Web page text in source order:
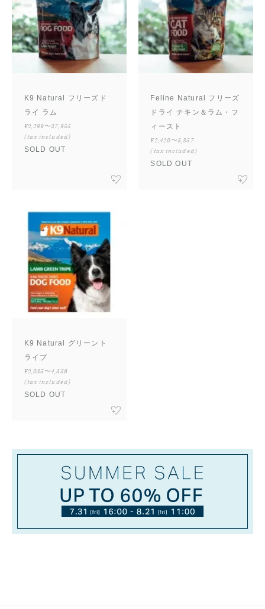
K9 Natural フリーズド
ライ ラム
¥2,299〜37,955
(tax included)
SOLD OUT
Feline Natural フリーズ
ドライ チキン＆ラム・フ
ィースト
¥2,420〜5,857
(tax included)
SOLD OUT
K9 Natural グリーント
ライプ
¥2,035〜4,356
(tax included)
SOLD OUT